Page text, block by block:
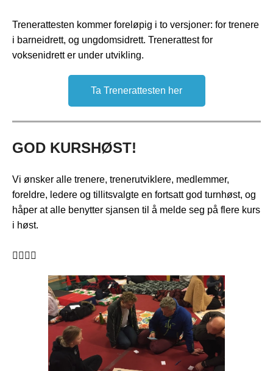
Trenerattesten kommer foreløpig i to versjoner: for trenere
i barneidrett, og ungdomsidrett. Trenerattest for
voksenidrett er under utvikling.
Ta Trenerattesten her
GOD KURSHØST!
Vi ønsker alle trenere, trenerutviklere, medlemmer,
foreldre, ledere og tillitsvalgte en fortsatt god turnhøst, og
håper at alle benytter sjansen til å melde seg på flere kurs
i høst.
🤸‍♀️🤸‍♂️